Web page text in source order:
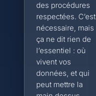
des procédures
respectées. C’est
nécessaire, mais
ça ne dit rien de
l’essentiel : où
vivent vos
données, et qui
peut mettre la